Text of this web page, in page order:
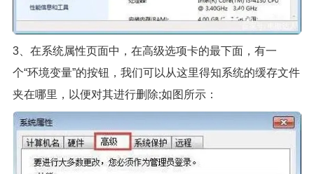
3、在系统属性页面中，在高级选项卡的最下面，有一
个“环境变量”的按钮，我们可以从这里得知系统的缓存文件
夹在哪里，以便对其进行删除;如图所示：